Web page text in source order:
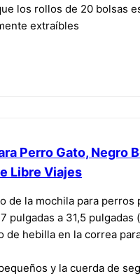
los rollos de 20 bolsas
extraíbles
Perro Gato, Negro
Libre Viajes
de la mochila para
a 31,5
hebilla en la correa
y la cuerda de